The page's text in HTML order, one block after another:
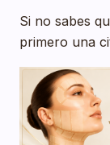
Si no sabes
primero una